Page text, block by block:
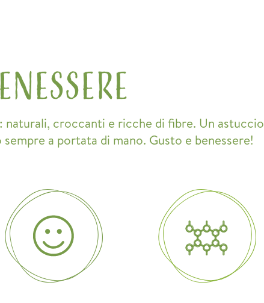
naturali, croccanti e ricche di fibre. Un astuccio
a portata di mano. Gusto e benessere!